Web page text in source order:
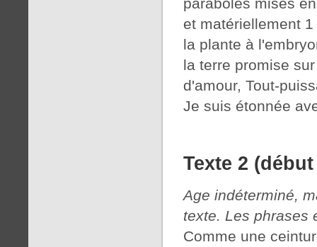
et matériellement
la plante à
la terre promise
d'amour, Tout-
Je suis étonnée
Texte 2
Age indéterminé,
texte. Les phrases
Comme une